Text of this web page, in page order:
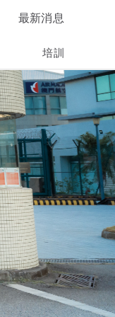
最新消息
培訓